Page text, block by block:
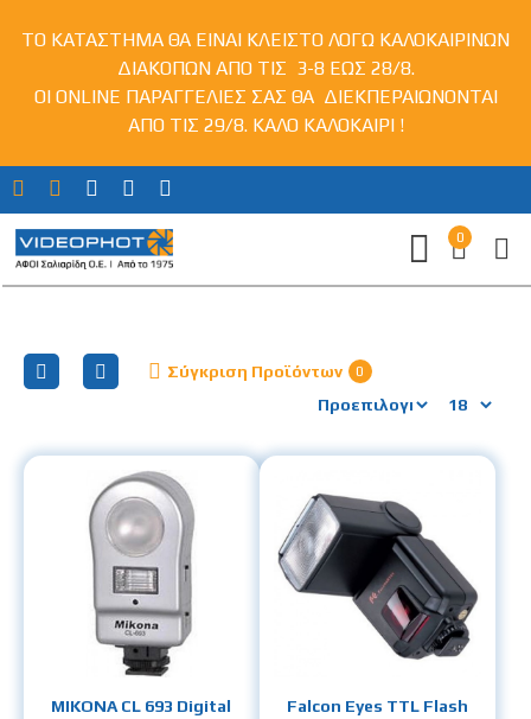
ΤΟ ΚΑΤΑΣΤΗΜΑ ΘΑ ΕΙΝΑΙ ΚΛΕΙΣΤΟ ΛΟΓΩ ΚΑΛΟΚΑΙΡΙΝΩΝ
ΔΙΑΚΟΠΩΝ ΑΠΟ ΤΙΣ 3-8 ΕΩΣ 28/8.
ΟΙ ONLINE ΠΑΡΑΓΓΕΛΙΕΣ ΣΑΣ ΘΑ ΔΙΕΚΠΕΡΑΙΩΝΟΝΤΑΙ
ΑΠΟ ΤΙΣ 29/8. ΚΑΛΟ ΚΑΛΟΚΑΙΡΙ !
0
Σύγκριση Προϊόντων 0
MIKONA CL 693 Digital
Falcon Eyes TTL Flash